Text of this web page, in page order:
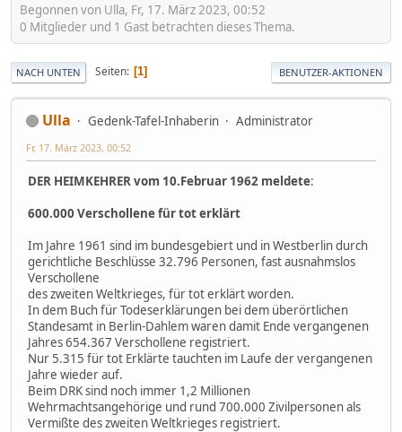
Begonnen von Ulla, Fr, 17. März 2023, 00:52
0 Mitglieder und 1 Gast betrachten dieses Thema.
NACH UNTEN Seiten 1 BENUTZER-AKTIONEN
Ulla Gedenk-Tafel-Inhaberin Administrator
Fr, 17. März 2023, 00:52
DER HEIMKEHRER vom 10.Februar 1962 meldete:
600.000 Verschollene für tot erklärt
Im Jahre 1961 sind im bundesgebiert und in Westberlin durch
gerichtliche Beschlüsse 32.796 Personen, fast ausnahmslos
Verschollene
des zweiten Weltkrieges, für tot erklärt worden.
In dem Buch für Todeserklärungen bei dem überörtlichen
Standesamt in Berlin-Dahlem waren damit Ende vergangenen
Jahres 654.367 Verschollene registriert.
Nur 5.315 für tot Erklärte tauchten im Laufe der vergangenen
Jahre wieder auf.
Beim DRK sind noch immer 1,2 Millionen
Wehrmachtsangehörige und rund 700.000 Zivilpersonen als
Vermißte des zweiten Weltkrieges registriert.